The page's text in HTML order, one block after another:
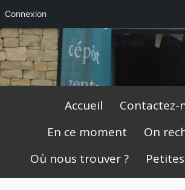
Skip
to
content
Primary
Menu
Accueil
Contactez-
En ce moment
On
Où nous trouver ?
Connexion